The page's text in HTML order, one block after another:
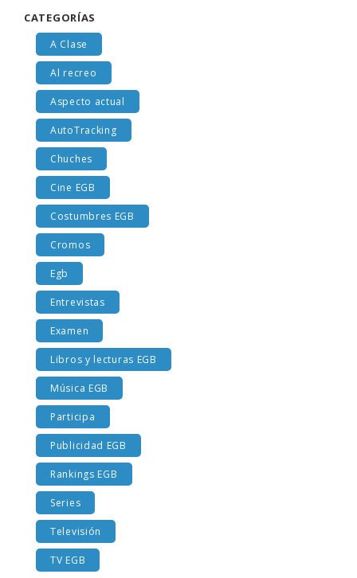
A Clase
Al recreo
Aspecto actual
AutoTracking
Chuches
Cine EGB
Costumbres EGB
Cromos
Egb
Entrevistas
Examen
Libros y lecturas EGB
Música EGB
Participa
Publicidad EGB
Rankings EGB
Series
Televisión
TV EGB